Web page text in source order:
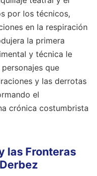
por los técnicos,
en la respiración
la primera
y técnica le
que
y las derrotas
el
crónica costumbrista
las Fronteras